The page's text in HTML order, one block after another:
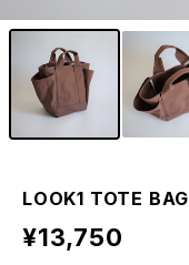
LOOK1 TOTE
¥13,750